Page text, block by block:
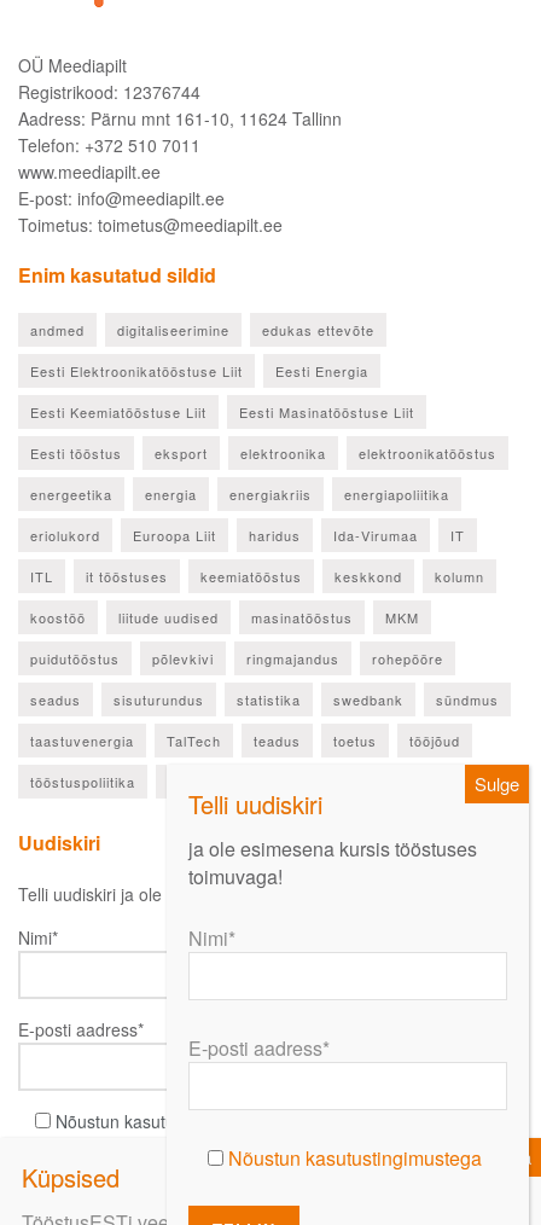
OÜ Meediapilt
Registrikood: 12376744
Aadress: Pärnu mnt 161-10, 11624 Tallinn
Telefon: +372 510 7011
www.meediapilt.ee
E-post: info@meediapilt.ee
Toimetus: toimetus@meediapilt.ee
Enim kasutatud sildid
andmed digitaliseerimine edukas ettevõte
Eesti Elektroonikatööstuse Liit Eesti Energia
Eesti Keemiatööstuse Liit Eesti Masinatööstuse Liit
Eesti tööstus eksport elektroonika elektroonikatööstus
energeetika energia energiakriis energiapoliitika
eriolukord Euroopa Liit haridus Ida-Virumaa IT
ITL it tööstuses keemiatööstus keskkond kolumn
koostöö liitude uudised masinatööstus MKM
puidutööstus põlevkivi ringmajandus rohepööre
seadus sisuturundus statistika swedbank sündmus
taastuvenergia TalTech teadus toetus tööjõud
tööstuspoliitika
Uudiskiri
Telli uudiskiri ja ole esimesena kursis oluliste uudistega!
Nimi*
E-posti aadress*
Nõustun kasutustingimustega
ja ole esimesena kursis tööstuses
toimuvaga!
Nimi*
E-posti aadress*
Nõustun kasutustingimustega